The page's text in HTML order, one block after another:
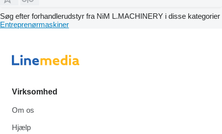
Søg efter forhandlerudstyr fra NiM L.MACHINERY i disse kategorier
Entreprenørmaskiner
Virksomhed
Om os
Hjælp